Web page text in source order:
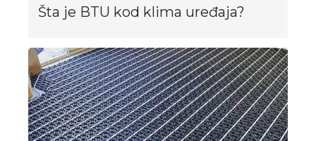
Šta je BTU kod klima uređaja?